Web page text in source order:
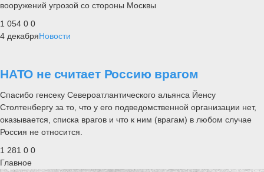
вооружений угрозой со стороны Москвы
1 054 0 0
4 декабряНовости
НАТО не считает Россию врагом
Спасибо генсеку Североатлантического альянса Йенсу
Столтенбергу за то, что у его подведомственной организации нет,
оказывается, списка врагов и что к ним (врагам) в любом случае
Россия не относится.
1 281 0 0
Главное